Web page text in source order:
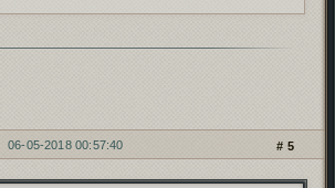
5
06-05-2018 00:57:40